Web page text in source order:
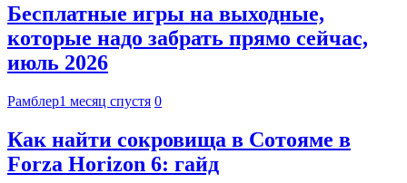
Бесплатные игры на выходные,
которые надо забрать прямо сейчас,
июль 2026
Рамблер1 месяц спустя 0
Как найти сокровища в Сотояме в
Forza Horizon 6: гайд